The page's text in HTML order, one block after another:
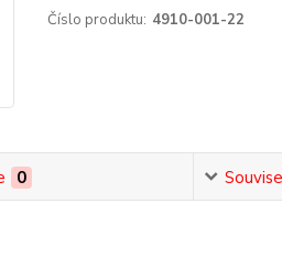
Číslo produktu: 4910-001-22
0